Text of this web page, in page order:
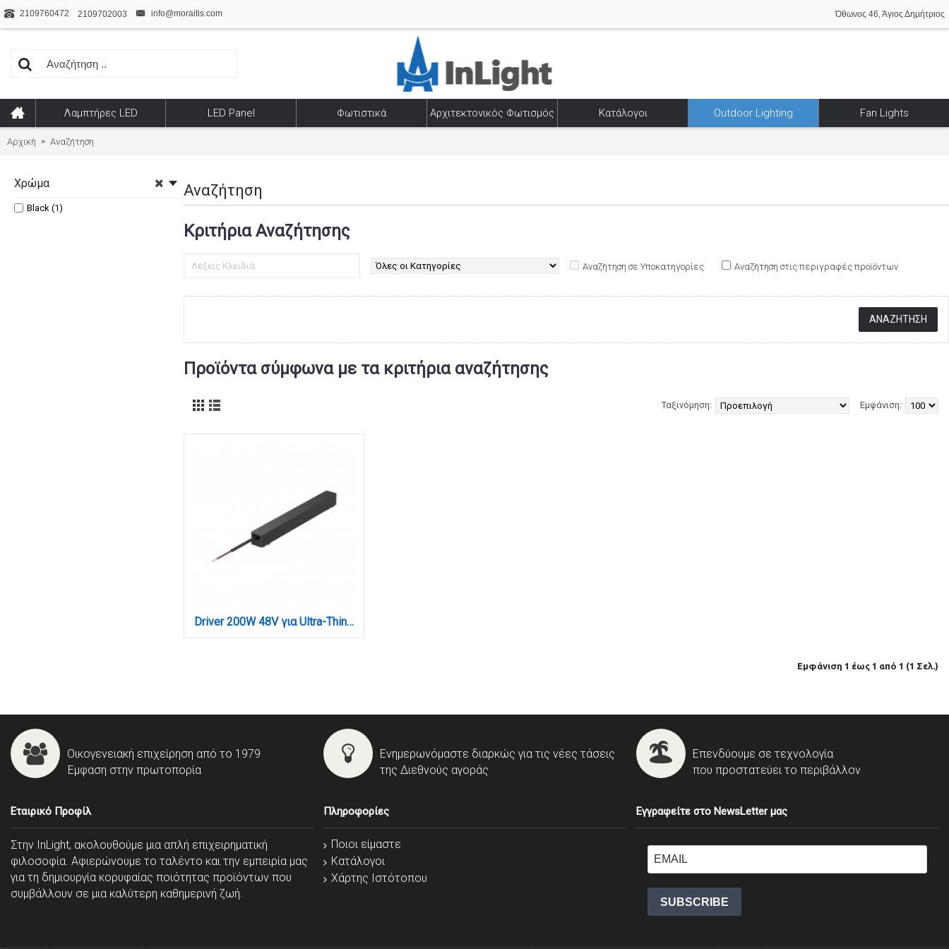
2109760472 2109702003 info@moraitis.com Όθωνος 46, Άγιος Δημήτριος
Λαμπτήρες LED LED Panel Φωτιστικά Αρχιτεκτονικός Φωτισμός Κατάλογοι Outdoor Lighting Fan Lights
Αρχική Αναζήτηση
Χρώμα
Black (1)
Αναζήτηση
Κριτήρια Αναζήτησης
Αναζήτηση σε Υποκατηγορίες Αναζήτηση στις περιγραφές προϊόντων
Προϊόντα σύμφωνα με τα κριτήρια αναζήτησης
Εμφάνιση:
Ταξινόμηση:
Driver 200W 48V για Ultra-Thin μαγνητική ράγα σε μαύρη απόχρωση (TD004-BL)
Εμφάνιση 1 έως 1 από 1 (1 Σελ.)
Οικογενειακή επιχείρηση από το 1979
Έμφαση στην πρωτοπορία
Ενημερωνόμαστε διαρκώς για τις νέες τάσεις
της Διεθνούς αγοράς
Επενδύουμε σε τεχνολογία
που προστατεύει το περιβάλλον
Εταιρικό Προφίλ
Στην InLight, ακολουθούμε μια απλή επιχειρηματική
φιλοσοφία. Αφιερώνουμε το ταλέντο και την εμπειρία μας
για τη δημιουργία κορυφαίας ποιότητας προϊόντων που
συμβάλλουν σε μια καλύτερη καθημερινή ζωή.
Πληροφορίες
Ποιοι είμαστε
Κατάλογοι
Χάρτης Ιστότοπου
Εγγραφείτε στο NewsLetter μας
SUBSCRIBE